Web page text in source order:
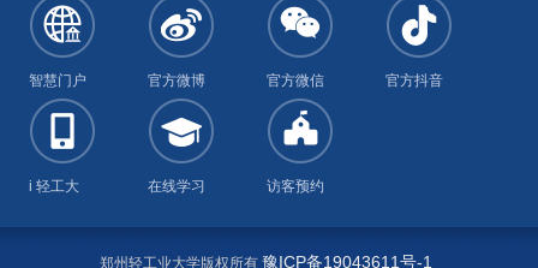
智慧门户 官方微博 官方微信 官方抖音
i 轻工大 在线学习 访客预约
郑州轻工业大学版权所有 豫ICP备19043611号-1